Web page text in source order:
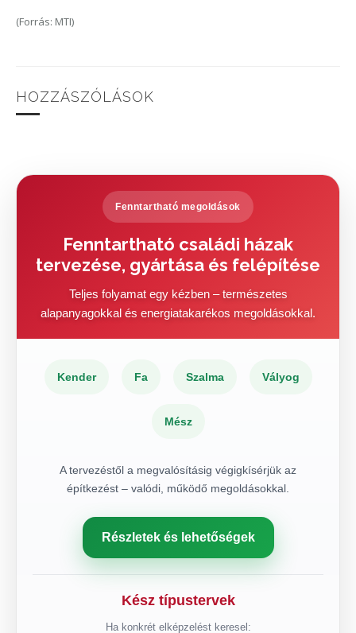
(Forrás: MTI)
HOZZÁSZÓLÁSOK
Fenntartható megoldások
Fenntartható családi házak
tervezése, gyártása és felépítése
Teljes folyamat egy kézben – természetes
alapanyagokkal és energiatakarékos megoldásokkal.
Kender Fa Szalma Vályog
Mész
A tervezéstől a megvalósításig végigkísérjük az
építkezést – valódi, működő megoldásokkal.
Részletek és lehetőségek
Kész típustervek
Ha konkrét elképzelést keresel: